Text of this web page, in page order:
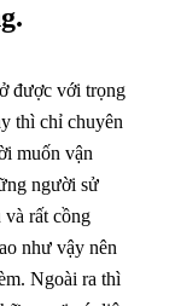
được với trọng
thì chỉ chuyên
muốn vận
người sử
và rất cồng
như vậy nên
Ngoài ra thì